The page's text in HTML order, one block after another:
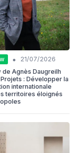
•
21/07/2026
de Agnès Daugreilh
Projets : Développer la
internationale
territoires éloignés